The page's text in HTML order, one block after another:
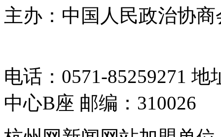
主办：中国人民政治协
电话：0571-85259271
中心B座 邮编：310026